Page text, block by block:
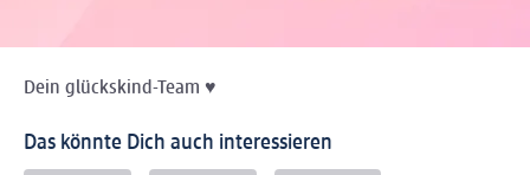
Dein glückskind-Team ♥
Das könnte Dich auch interessieren